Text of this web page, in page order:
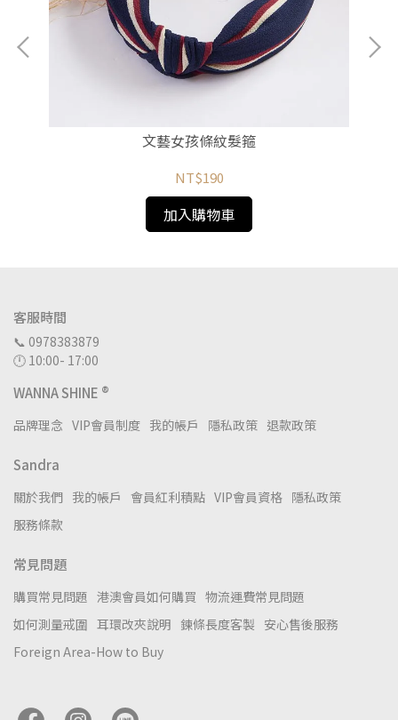
文藝女孩條紋髮箍
NT$190
加入購物車
客服時間
📞 0978383879
🕛 10:00- 17:00
WANNA SHINE ®
品牌理念 VIP會員制度 我的帳戶 隱私政策 退款政策
Sandra
關於我們 我的帳戶 會員紅利積點 VIP會員資格 隱私政策
服務條款
常見問題
購買常見問題 港澳會員如何購買 物流運費常見問題
如何測量戒圍 耳環改夾說明 鍊條長度客製 安心售後服務
Foreign Area-How to Buy